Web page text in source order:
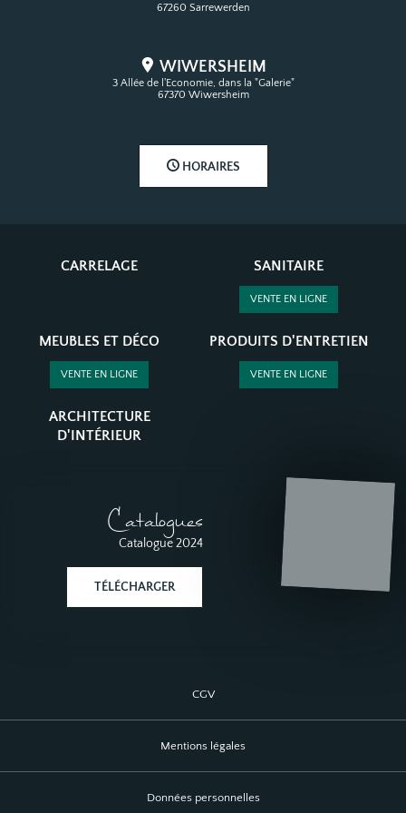
67260 Sarrewerden
WIWERSHEIM
3 Allée de l'Economie, dans la "Galerie"
67370 Wiwersheim
HORAIRES
CARRELAGE SANITAIRE
VENTE EN LIGNE
MEUBLES ET DÉCO
VENTE EN LIGNE
PRODUITS D'ENTRETIEN
VENTE EN LIGNE
ARCHITECTURE
D'INTÉRIEUR
Catalogues
Catalogue 2024
TÉLÉCHARGER
CGV
Mentions légales
Données personnelles